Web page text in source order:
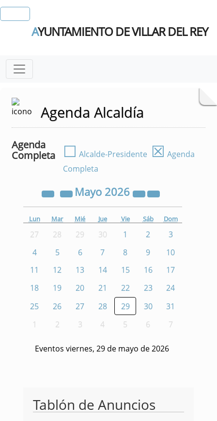
AYUNTAMIENTO DE VILLAR DEL REY
Agenda Alcaldía
Agenda
Completa
☐ Alcalde-Presidente ☒ Agenda
Completa
Mayo 2026
Lun Mar Mié Jue Vie Sáb Dom
27 28 29 30 1 2
3
4
5 6 7 8 9
10
11
12 13 14 15 16
17
18
19 20 21 22 23
24
25
26 27 28 29 30
31
1
2 3 4 5 6 7
Eventos viernes, 29 de mayo de 2026
Tablón de Anuncios